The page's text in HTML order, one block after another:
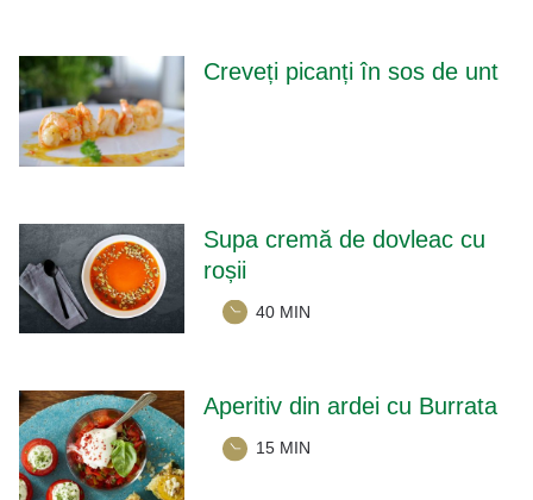
Creveți picanți în sos de unt
Supa cremă de dovleac cu
roșii
40 MIN
Aperitiv din ardei cu Burrata
15 MIN